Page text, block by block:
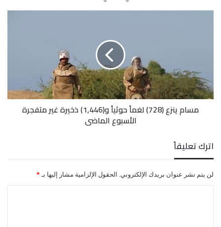
وحث قائد المقاومة الوطنية الحكومة الروسية على
مضاعفة دورها في الجوانب الإنسانية لارتباطها الوثيق
بخطوات بناء الثقة بين الأطراف اليمنية.
ذخيرة
غير
متفجرة
الأسبوع
مسام ينزع (728) لغماً حوثياً و(1,446) ذخيرة غير متفجرة
الأسبوع الماضي
اترك تعليقاً
لن يتم نشر عنوان بريدك الإلكتروني. الحقول الإلزامية مشار إليها بـ *